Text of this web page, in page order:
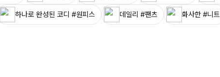
하나로 완성된 코디 #원피스 데일리 #팬츠 화사한 #니트